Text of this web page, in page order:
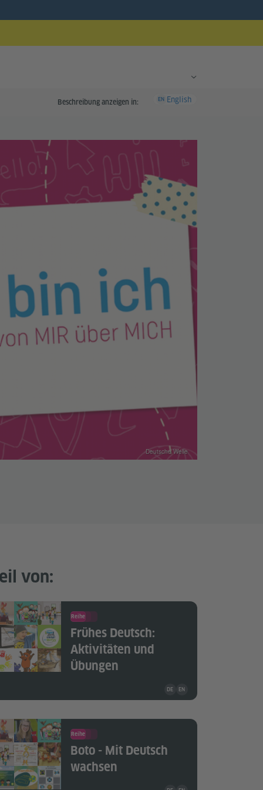
Beschreibung anzeigen in: EN English
Deutsche Welle
von:
Reihe
Frühes Deutsch:
Aktivitäten und
Übungen
Unterrichtsmaterial ist in
DE EN
Reihe
Boto - Mit Deutsch
wachsen